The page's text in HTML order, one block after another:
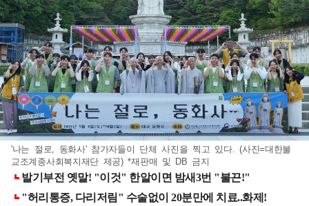
'나는 절로, 동화사' 참가자들이 단체 사진을 찍고 있다. (사진=대한불
교조계종사회복지재단 제공) *재판매 및 DB 금지